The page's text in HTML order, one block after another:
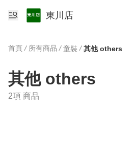
東川店
首頁 / 所有商品 / 童裝 / 其他 others
其他 others
2項 商品